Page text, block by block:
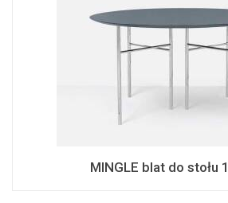
MINGLE blat do stołu